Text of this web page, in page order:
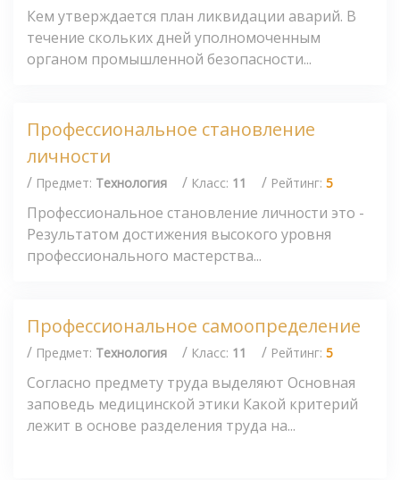
Кем утверждается план ликвидации аварий. В
течение скольких дней уполномоченным
органом промышленной безопасности...
Профессиональное становление
личности
/ Предмет: Технология / Класс: 11 / Рейтинг: 5
Профессиональное становление личности это -
Результатом достижения высокого уровня
профессионального мастерства...
Профессиональное самоопределение
/ Предмет: Технология / Класс: 11 / Рейтинг: 5
Согласно предмету труда выделяют Основная
заповедь медицинской этики Какой критерий
лежит в основе разделения труда на...